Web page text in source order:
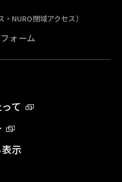
・NURO閉域アクセス）
ォーム
て
示